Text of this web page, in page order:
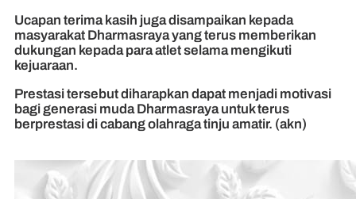
Ucapan terima kasih juga disampaikan kepada
masyarakat Dharmasraya yang terus memberikan
dukungan kepada para atlet selama mengikuti
kejuaraan.
Prestasi tersebut diharapkan dapat menjadi motivasi
bagi generasi muda Dharmasraya untuk terus
berprestasi di cabang olahraga tinju amatir. (akn)